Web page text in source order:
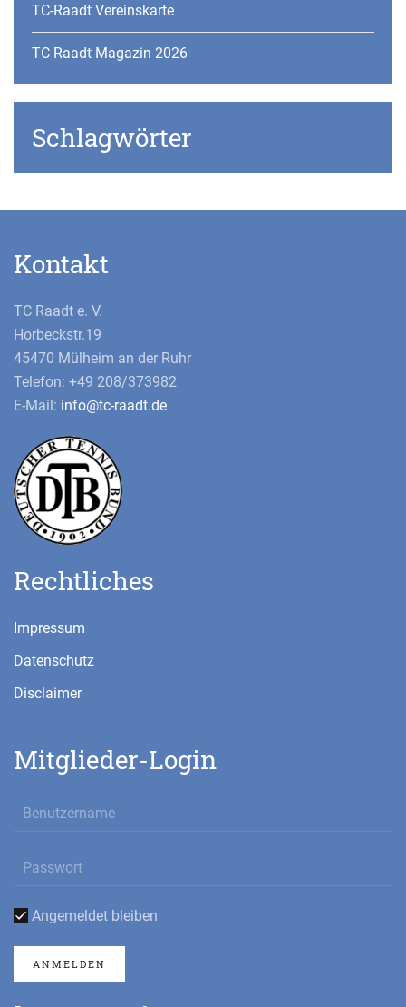
TC-Raadt Vereinskarte
TC Raadt Magazin 2026
Schlagwörter
Kontakt
TC Raadt e. V.
Horbeckstr.19
45470 Mülheim an der Ruhr
Telefon: +49 208/373982
E-Mail: info@tc-raadt.de
Rechtliches
Impressum
Datenschutz
Disclaimer
Mitglieder-Login
Angemeldet bleiben
ANMELDEN